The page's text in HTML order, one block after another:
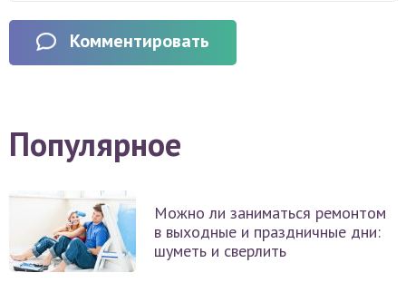
Комментировать
Популярное
Можно ли заниматься ремонтом
в выходные и праздничные дни:
шуметь и сверлить